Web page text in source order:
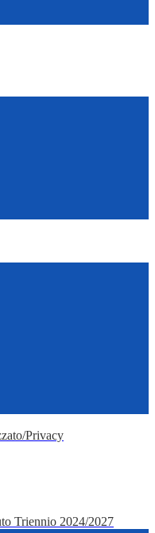
Privacy
Triennio 2024/2027